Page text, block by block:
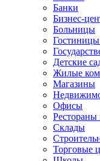
Банки
Бизнес-
Больницы
Детские
Жилые
Магазины
Офисы
Рестораны
Склады
Торговые